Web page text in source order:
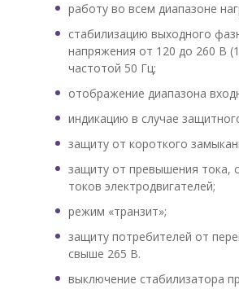
работу во всем диапазоне
стабилизацию выходного
напряжения от 120 до 260 В
частотой 50 Гц;
отображение диапазона
индикацию в случае
защиту от короткого
защиту от превышения тока,
токов электродвигателей;
режим «транзит»;
защиту потребителей от
свыше 265 В.
выключение стабилизатора